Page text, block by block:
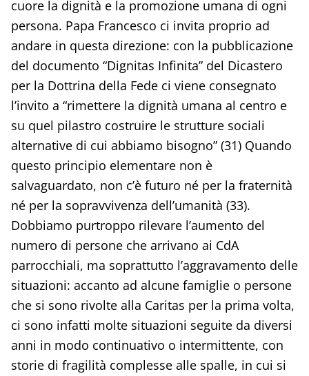
cuore la dignità e la promozione umana di ogni
persona. Papa Francesco ci invita proprio ad
andare in questa direzione: con la pubblicazione
del documento “Dignitas Infinita” del Dicastero
per la Dottrina della Fede ci viene consegnato
l’invito a “rimettere la dignità umana al centro e
su quel pilastro costruire le strutture sociali
alternative di cui abbiamo bisogno” (31) Quando
questo principio elementare non è
salvaguardato, non c’è futuro né per la fraternità
né per la sopravvivenza dell’umanità (33).
Dobbiamo purtroppo rilevare l’aumento del
numero di persone che arrivano ai CdA
parrocchiali, ma soprattutto l’aggravamento delle
situazioni: accanto ad alcune famiglie o persone
che si sono rivolte alla Caritas per la prima volta,
ci sono infatti molte situazioni seguite da diversi
anni in modo continuativo o intermittente, con
storie di fragilità complesse alle spalle, in cui si